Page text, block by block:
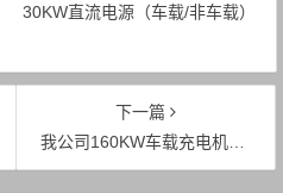
30KW直流电源（车载/非车载）
下一篇
我公司160KW车载充电机服务于昆明机场云梯车